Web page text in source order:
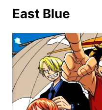
East Blue